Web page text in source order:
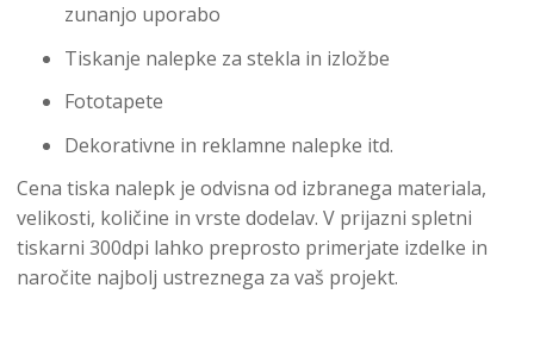
zunanjo uporabo
Tiskanje nalepke za stekla in izložbe
Fototapete
Dekorativne in reklamne nalepke itd.
Cena tiska nalepk je odvisna od izbranega materiala,
velikosti, količine in vrste dodelav. V prijazni spletni
tiskarni 300dpi lahko preprosto primerjate izdelke in
naročite najbolj ustreznega za vaš projekt.